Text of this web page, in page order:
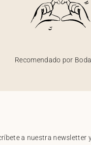
Recomendado por
a nuestra newsletter